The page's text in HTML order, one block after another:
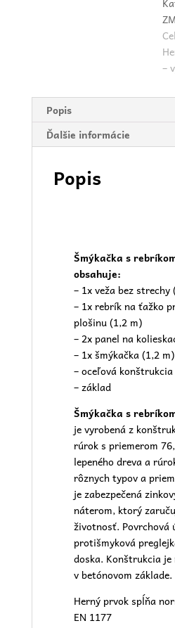
–
Popis
Ďalšie informácie
Popis
Šmýkačka s
obsahuje:
– 1x veža bez strechy
– 1x rebrík na ťažko
plošinu (1,2 m)
– 2x panel na
– 1x šmýkačka (1,2 m)
– oceľová konštrukcia
– základ
Šmýkačka s
je vyrobená z
rúrok s priemerom
lepeného dreva a
rôznych typov a
je zabezpečená
náterom, ktorý
životnosť. Povrchová
protišmyková
doska. Konštrukcia
v betónovom základe.
Herný prvok spĺňa
EN 1177